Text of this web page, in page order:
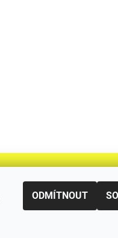
Původní eshop rulik.cz
ODMÍTNOUT